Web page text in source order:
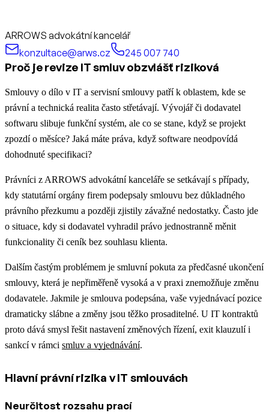
ARROWS advokátní kancelář
konzultace@arws.cz
245 007 740
Proč je revize IT smluv obzvlášť riziková
Smlouvy o dílo v IT a servisní smlouvy patří k oblastem, kde se
právní a technická realita často střetávají. Vývojář či dodavatel
softwaru slibuje funkční systém, ale co se stane, když se projekt
zpozdí o měsíce? Jaká máte práva, když software neodpovídá
dohodnuté specifikaci?
Právníci z ARROWS advokátní kanceláře se setkávají s případy,
kdy statutární orgány firem podepsaly smlouvu bez důkladného
právního přezkumu a později zjistily závažné nedostatky. Často jde
o situace, kdy si dodavatel vyhradil právo jednostranně měnit
funkcionality či ceník bez souhlasu klienta.
Dalším častým problémem je smluvní pokuta za předčasné ukončení
smlouvy, která je nepřiměřeně vysoká a v praxi znemožňuje změnu
dodavatele. Jakmile je smlouva podepsána, vaše vyjednávací pozice
dramaticky slábne a změny jsou těžko prosaditelné. U IT kontraktů
proto dává smysl řešit nastavení změnových řízení, exit klauzulí i
sankcí v rámci smluv a vyjednávání.
Hlavní právní rizika v IT smlouvách
Neurčitost rozsahu prací